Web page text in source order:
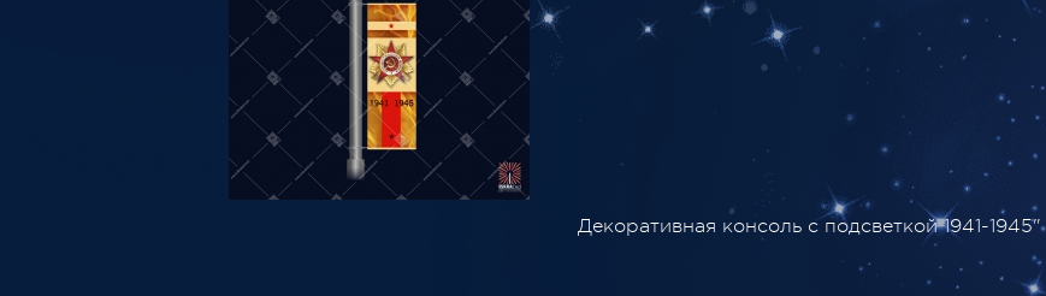
Декоративная консоль с подсветкой 1941-1945"